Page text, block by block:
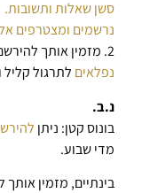
סשן שאלות ותשובות.
נרשמים ומצטרפים
2. מזמין אותך להירשם ולקבל באופן מידי למייל
נפלאים לתרגול
נ.ב.
בונוס קטן: ניתן
מדי שבוע.
בינתיים, מזמין